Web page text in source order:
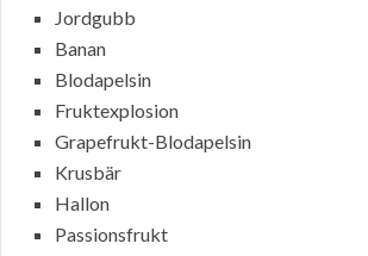
Jordgubb
Banan
Blodapelsin
Fruktexplosion
Grapefrukt-Blodapelsin
Krusbär
Hallon
Passionsfrukt